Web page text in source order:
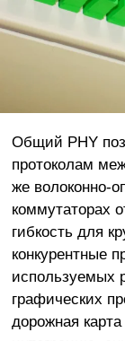
Общий PHY
протоколам
же волоконно-
коммутаторах
гибкость для
конкурентные
используемых
графических
дорожная